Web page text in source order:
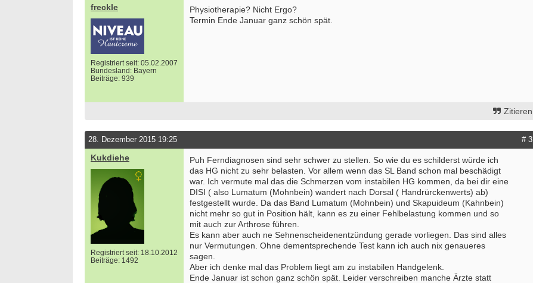
freckle
Registriert seit: 05.02.2007
Bundesland: Bayern
Beiträge: 939
Physiotherapie? Nicht Ergo?
Termin Ende Januar ganz schön spät.
Zitieren
28. Dezember 2015 19:25 # 3
Kukdiehe
Registriert seit: 18.10.2012
Beiträge: 1492
Puh Ferndiagnosen sind sehr schwer zu stellen. So wie du es schilderst würde ich
das HG nicht zu sehr belasten. Vor allem wenn das SL Band schon mal beschädigt
war. Ich vermute mal das die Schmerzen vom instabilen HG kommen, da bei dir eine
DISI ( also Lumatum (Mohnbein) wandert nach Dorsal ( Handrürckenwerts) ab)
festgestellt wurde. Da das Band Lumatum (Mohnbein) und Skapuideum (Kahnbein)
nicht mehr so gut in Position hält, kann es zu einer Fehlbelastung kommen und so
mit auch zur Arthrose führen.
Es kann aber auch ne Sehnenscheidenentzündung gerade vorliegen. Das sind alles
nur Vermutungen. Ohne dementsprechende Test kann ich auch nix genaueres
sagen.
Aber ich denke mal das Problem liegt am zu instabilen Handgelenk.
Ende Januar ist schon ganz schön spät. Leider verschreiben manche Ärzte statt